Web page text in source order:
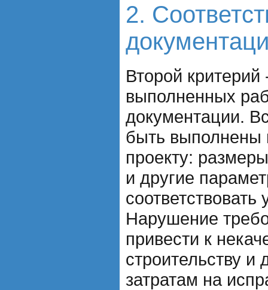
2.
Второй критерий
выполненных
документации.
быть выполнены
проекту:
и другие
Нарушение
привести к
строительству
затратам на